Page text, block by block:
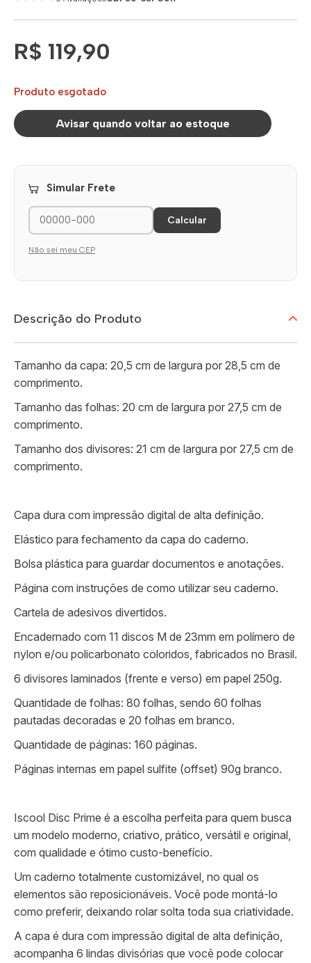
R$ 119,90
Produto esgotado
Avisar quando voltar ao estoque
Simular Frete
Calcular
Não sei meu CEP
Descrição do Produto
Tamanho da capa: 20,5 cm de largura por 28,5 cm de
comprimento.
Tamanho das folhas: 20 cm de largura por 27,5 cm de
comprimento.
Tamanho dos divisores: 21 cm de largura por 27,5 cm de
comprimento.
Capa dura com impressão digital de alta definição.
Elástico para fechamento da capa do caderno.
Bolsa plástica para guardar documentos e anotações.
Página com instruções de como utilizar seu caderno.
Cartela de adesivos divertidos.
Encadernado com 11 discos M de 23mm em polímero de
nylon e/ou policarbonato coloridos, fabricados no Brasil.
6 divisores laminados (frente e verso) em papel 250g.
Quantidade de folhas: 80 folhas, sendo 60 folhas
pautadas decoradas e 20 folhas em branco.
Quantidade de páginas: 160 páginas.
Páginas internas em papel sulfite (offset) 90g branco.
Iscool Disc Prime é a escolha perfeita para quem busca
um modelo moderno, criativo, prático, versátil e original,
com qualidade e ótimo custo-benefício.
Um caderno totalmente customizável, no qual os
elementos são reposicionáveis. Você pode montá-lo
como preferir, deixando rolar solta toda sua criatividade.
A capa é dura com impressão digital de alta definição,
acompanha 6 lindas divisórias que você pode colocar